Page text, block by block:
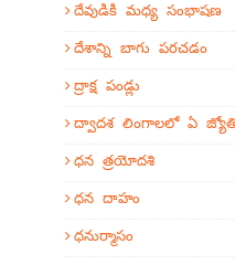
దేవుడికి మధ్య సంభాషణ
దేశాన్ని బాగు పరచడం
ద్రాక్ష పండ్లు
ద్వాదశ లింగాలలో ఏ
ధన త్రయోదశి
ధన దాహం
ధనుర్మాసం